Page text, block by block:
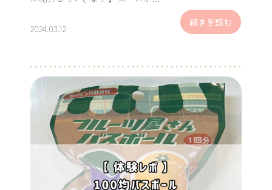
2024.03.12
続きを読む